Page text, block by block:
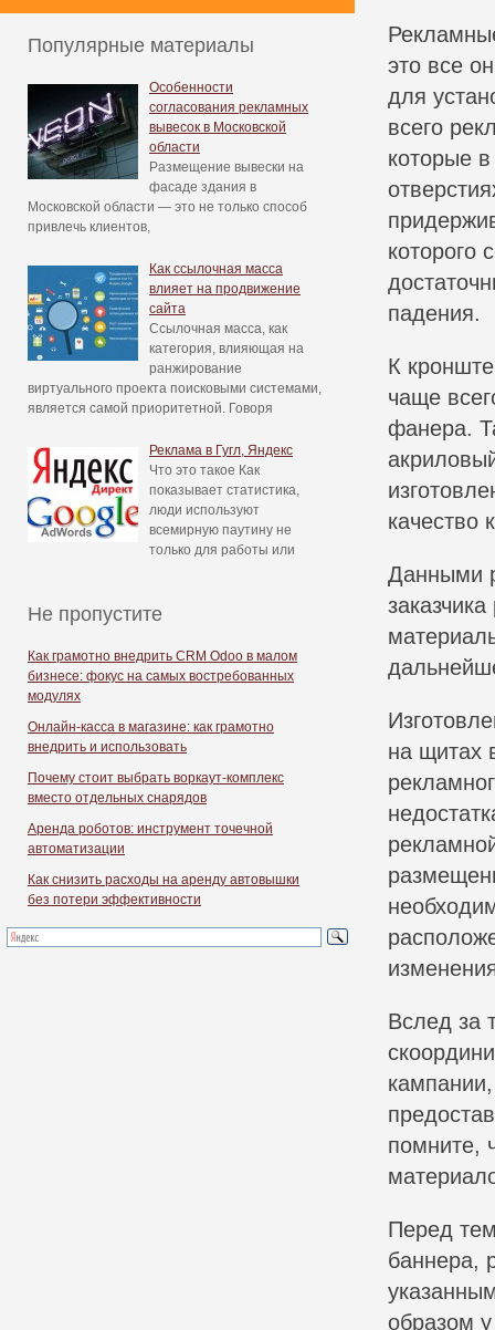
Популярные материалы
Особенности
согласования рекламных
вывесок в Московской
области
Размещение вывески на
фасаде здания в
Московской области — это не только способ
привлечь клиентов,
Как ссылочная масса
влияет на продвижение
сайта
Ссылочная масса, как
категория, влияющая на
ранжирование
виртуального проекта поисковыми системами,
является самой приоритетной. Говоря
Реклама в Гугл, Яндекс
Что это такое Как
показывает статистика,
люди используют
всемирную паутину не
только для работы или
Не пропустите
Как грамотно внедрить CRM Odoo в малом
бизнесе: фокус на самых востребованных
модулях
Онлайн-касса в магазине: как грамотно
внедрить и использовать
Почему стоит выбрать воркаут-комплекс
вместо отдельных снарядов
Аренда роботов: инструмент точечной
автоматизации
Как снизить расходы на аренду автовышки
без потери эффективности
это все
для
всего
которые
которого
падения.
К
чаще
фанера.
качество
Данными
на щитах
Вслед за
помните,
Перед
баннера,
образом